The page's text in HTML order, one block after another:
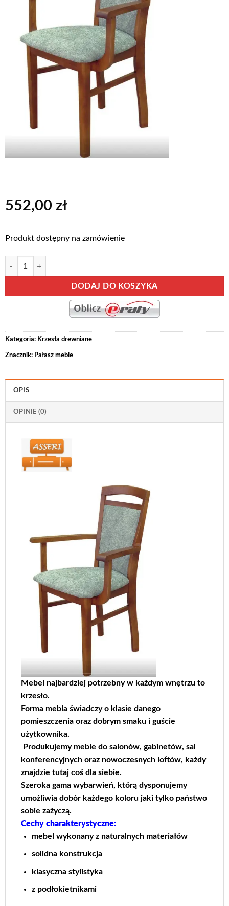
552,00 zł
Produkt dostępny na zamówienie
ilość Krzesło WOJTEK LUX Z PODŁOKIETNIKAMI
DODAJ DO KOSZYKA
Alternative:
Kategoria: Krzesła drewniane
Znacznik: Pałasz meble
OPIS
OPINIE (0)
Mebel najbardziej potrzebny w każdym wnętrzu to
krzesło.
Forma mebla świadczy o klasie danego
pomieszczenia oraz dobrym smaku i guście
użytkownika.
Produkujemy meble do salonów, gabinetów, sal
konferencyjnych oraz nowoczesnych loftów, każdy
znajdzie tutaj coś dla siebie.
Szeroka gama wybarwień, którą dysponujemy
umożliwia dobór każdego koloru jaki tylko państwo
sobie zażyczą.
Cechy charakterystyczne:
mebel wykonany z naturalnych materiałów
solidna konstrukcja
klasyczna stylistyka
z podłokietnikami